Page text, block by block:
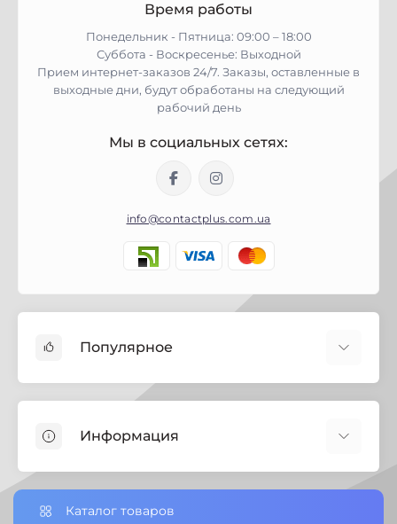
Время работы
Понедельник - Пятница: 09:00 – 18:00
Суббота - Воскресенье: Выходной
Прием интернет-заказов 24/7. Заказы, оставленные в
выходные дни, будут обработаны на следующий
рабочий день
Мы в социальных сетях:
info@contactplus.com.ua
Популярное
Биозащита
Строительная химия
Замки
Петли дверные
Информация
Настройки сookie-файлов
Каталог товаров